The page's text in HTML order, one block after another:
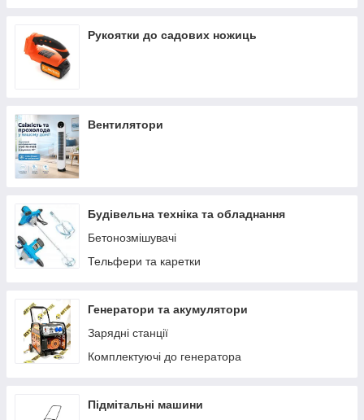
Рукоятки до садових ножиць
Вентилятори
Будівельна техніка та обладнання
Бетонозмішувачі
Тельфери та каретки
Генератори та акумулятори
Зарядні станції
Комплектуючі до генератора
Підмітальні машини